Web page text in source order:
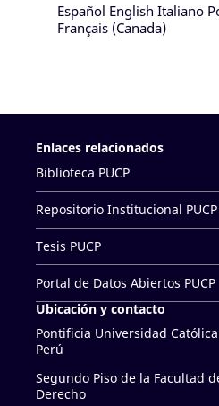
Español English Italiano
Français (Canada)
Enlaces relacionados
Biblioteca PUCP
Repositorio Institucional PUCP
Tesis PUCP
Portal de Datos Abiertos PUCP
Ubicación y contacto
Pontificia Universidad
Perú
Segundo Piso de la Facultad
Derecho